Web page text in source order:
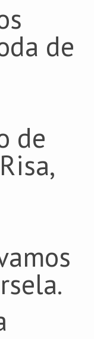
de
de